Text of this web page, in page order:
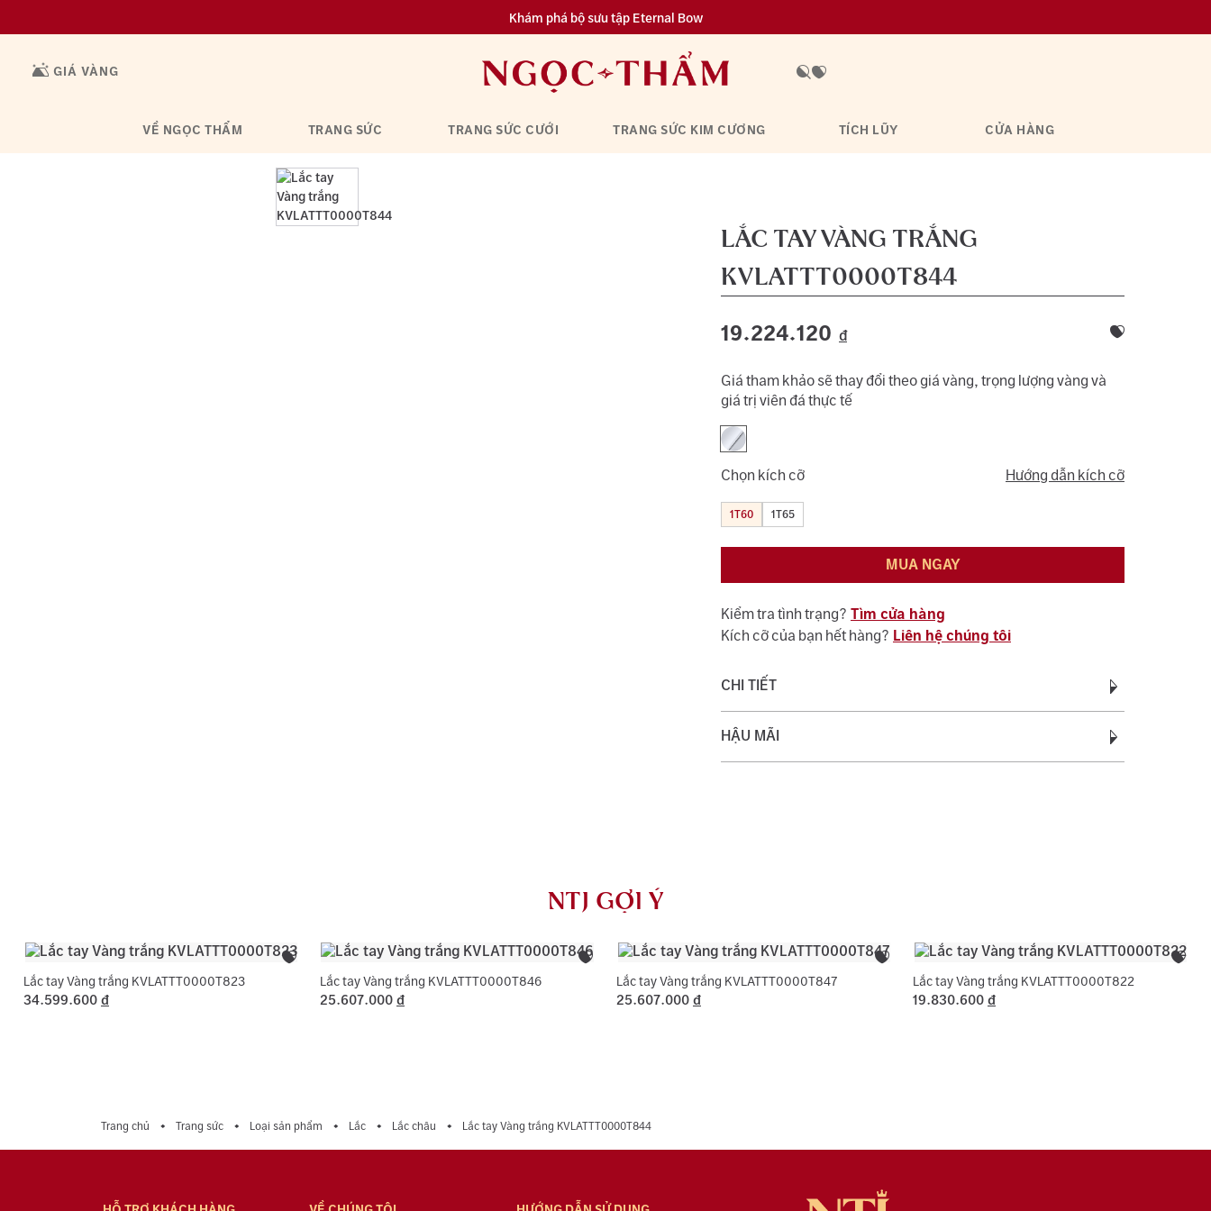
Khám phá bộ sưu tập Eternal Bow
Đa dạng lựa chọn tích luỹ từ 0.1 chỉ vàng 999.9
GIÁ VÀNG
VỀ NGỌC THẨM TRANG SỨC TRANG SỨC CƯỚI TRANG SỨC KIM CƯƠNG TÍCH LŨY CỬA HÀNG
LẮC TAY VÀNG TRẮNG
KVLATTT0000T844
19.224.120 đ
Giá tham khảo sẽ thay đổi theo giá vàng, trọng lượng vàng và
giá trị viên đá thực tế
Chọn kích cỡ Hướng dẫn kích cỡ
1T60 1T65
MUA NGAY
Kiểm tra tình trạng? Tìm cửa hàng
Kích cỡ của bạn hết hàng? Liên hệ chúng tôi
CHI TIẾT
Chất liệu:
HẬU MÃI
NTJ GỢI Ý
Lắc tay Vàng trắng KVLATTT0000T823
34.599.600 đ
Lắc tay Vàng trắng KVLATTT0000T846
25.607.000 đ
Lắc tay Vàng trắng KVLATTT0000T847
25.607.000 đ
Lắc tay Vàng trắng KVLATTT0000T822
19.830.600 đ
Trang chủ Trang sức Loại sản phẩm Lắc Lắc châu Lắc tay Vàng trắng KVLATTT0000T844